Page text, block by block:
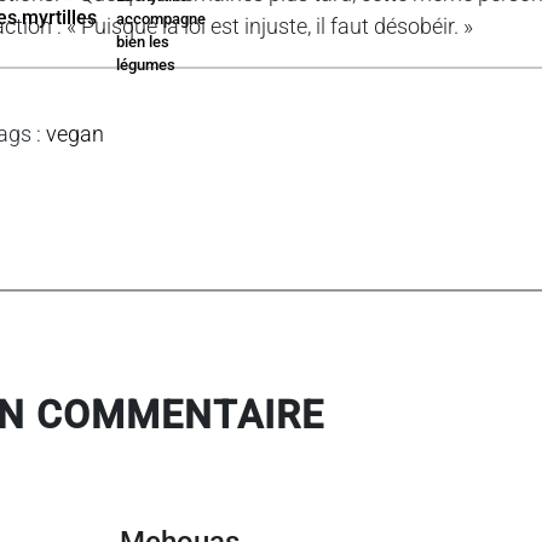
: « Puisque la loi est injuste, il faut désobéir. »
:vegan
COMMENTAIRE
accompagne
bien les
légumes